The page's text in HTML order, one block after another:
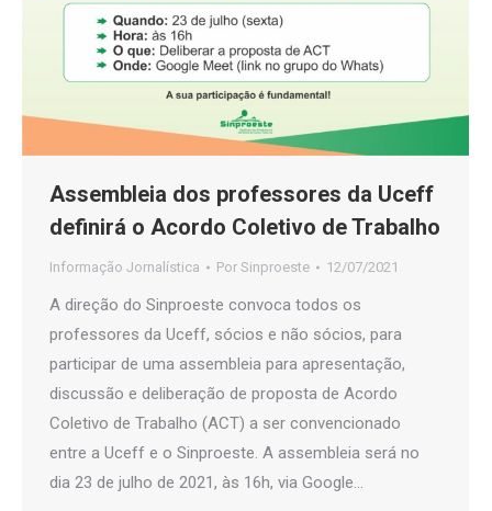
Assembleia dos professores da Uceff
definirá o Acordo Coletivo de Trabalho
Informação Jornalística Por Sinproeste 12/07/2021
A direção do Sinproeste convoca todos os
professores da Uceff, sócios e não sócios, para
participar de uma assembleia para apresentação,
discussão e deliberação de proposta de Acordo
Coletivo de Trabalho (ACT) a ser convencionado
entre a Uceff e o Sinproeste. A assembleia será no
dia 23 de julho de 2021, às 16h, via Google…